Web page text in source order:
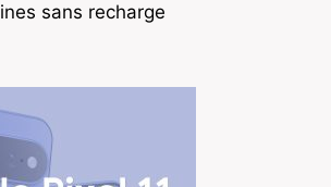
sans recharge